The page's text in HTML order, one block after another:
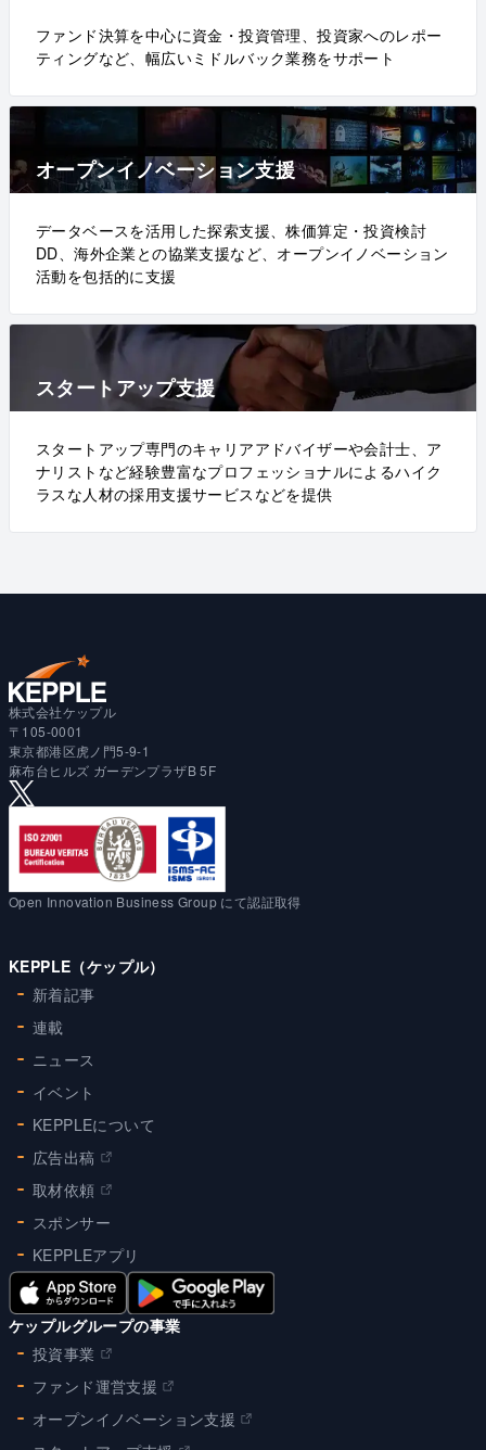
ファンド決算を中心に資金・投資管理、投資家へのレポー
ティングなど、幅広いミドルバック業務をサポート
オープンイノベーション支援
データベースを活用した探索支援、株価算定・投資検討
DD、海外企業との協業支援など、オープンイノベーション
活動を包括的に支援
スタートアップ支援
スタートアップ専門のキャリアアドバイザーや会計士、ア
ナリストなど経験豊富なプロフェッショナルによるハイク
ラスな人材の採用支援サービスなどを提供
株式会社ケップル
〒105-0001
東京都港区虎ノ門5-9-1
麻布台ヒルズ ガーデンプラザB 5F
Open Innovation Business Group にて認証取得
KEPPLE（ケップル）
新着記事
連載
ニュース
イベント
KEPPLEについて
広告出稿
取材依頼
スポンサー
KEPPLEアプリ
ケップルグループの事業
投資事業
ファンド運営支援
オープンイノベーション支援